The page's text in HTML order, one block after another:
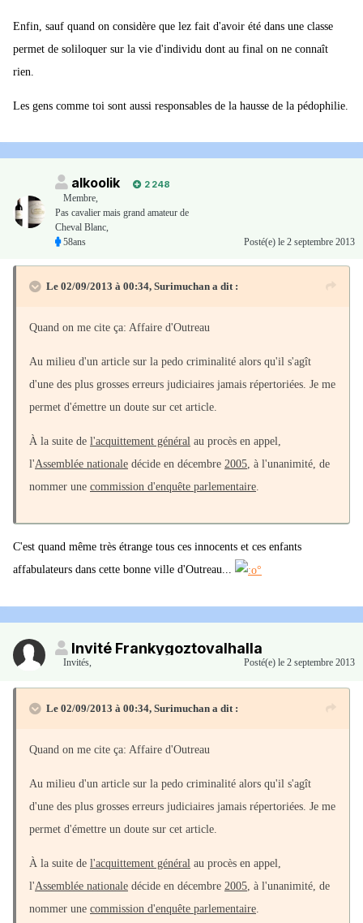
Enfin, sauf quand on considère que lez fait d'avoir été dans une classe
permet de soliloquer sur la vie d'individu dont au final on ne connaît
rien.
Les gens comme toi sont aussi responsables de la hausse de la pédophilie.
alkoolik
2 248
Membre,
Pas cavalier mais grand amateur de
Cheval Blanc,
58ans
Posté(e) le 2 septembre 2013
Le 02/09/2013 à 00:34, Surimuchan a dit :
Quand on me cite ça: Affaire d'Outreau
Au milieu d'un article sur la pedo criminalité alors qu'il s'agît
d'une des plus grosses erreurs judiciaires jamais répertoriées. Je me
permet d'émettre un doute sur cet article.
À la suite de l'acquittement général au procès en appel,
l'Assemblée nationale décide en décembre 2005, à l'unanimité, de
nommer une commission d'enquête parlementaire.
C'est quand même très étrange tous ces innocents et ces enfants
affabulateurs dans cette bonne ville d'Outreau...
Invité Frankygoztovalhalla
Invités, Posté(e) le 2 septembre 2013
Le 02/09/2013 à 00:34, Surimuchan a dit :
Quand on me cite ça: Affaire d'Outreau
Au milieu d'un article sur la pedo criminalité alors qu'il s'agît
d'une des plus grosses erreurs judiciaires jamais répertoriées. Je me
permet d'émettre un doute sur cet article.
À la suite de l'acquittement général au procès en appel,
l'Assemblée nationale décide en décembre 2005, à l'unanimité, de
nommer une commission d'enquête parlementaire.